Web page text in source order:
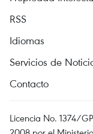
RSS
Idiomas
Servicios de
Contacto
Licencia No. 1374/